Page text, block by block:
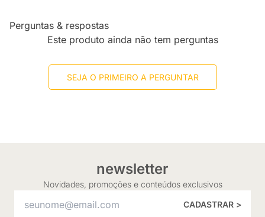
Perguntas & respostas
Este produto ainda não tem perguntas
SEJA O PRIMEIRO A PERGUNTAR
newsletter
Novidades, promoções e conteúdos exclusivos
CADASTRAR >